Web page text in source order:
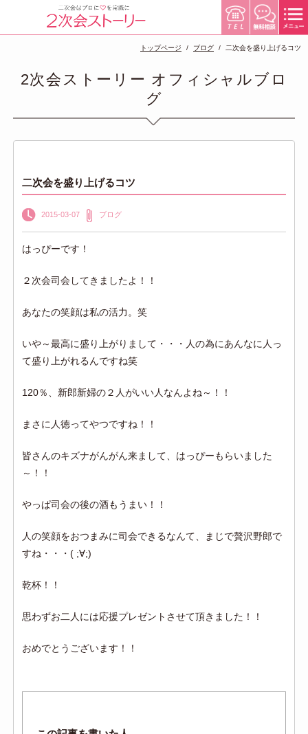
トップページ ブログ 二次会を盛り上げるコツ
2次会ストーリー オフィシャルブロ
グ
二次会を盛り上げるコツ
2015-03-07 ブログ
はっぴーです！
２次会司会してきましたよ！！
あなたの笑顔は私の活力。笑
いや～最高に盛り上がりまして・・・人の為にあんなに人っ
て盛り上がれるんですね笑
120％、新郎新婦の２人がいい人なんよね～！！
まさに人徳ってやつですね！！
皆さんのキズナがんがん来まして、はっぴーもらいました
～！！
やっぱ司会の後の酒もうまい！！
人の笑顔をおつまみに司会できるなんて、まじで贅沢野郎で
すね・・・( ;∀;)
乾杯！！
思わずお二人には応援プレゼントさせて頂きました！！
おめでとうございます！！